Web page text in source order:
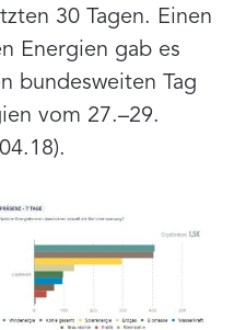
30 Tagen. Einen
Energien gab es
bundesweiten Tag
vom 27.–29.